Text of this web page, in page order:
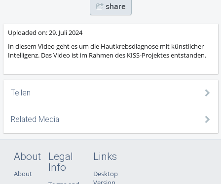
share
Uploaded on:29. Juli 2024
In diesem Video geht es um die Hautkrebsdiagnose mit künstlicher
Intelligenz. Das Video ist im Rahmen des KISS-Projektes entstanden.
Teilen
Related Media
About
About
Legal
Info
Links
Desktop